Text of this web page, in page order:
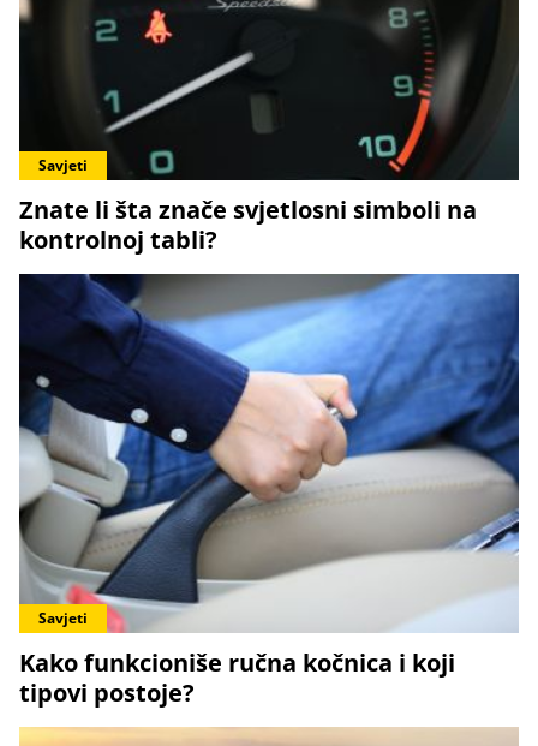
Savjeti
Znate li šta znače svjetlosni simboli na
kontrolnoj tabli?
Savjeti
Kako funkcioniše ručna kočnica i koji
tipovi postoje?